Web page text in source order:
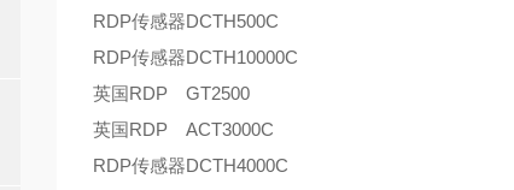
RDP传感器DCTH500C
RDP传感器DCTH10000C
英国RDP
GT2500
英国RDP
ACT3000C
RDP传感器DCTH4000C